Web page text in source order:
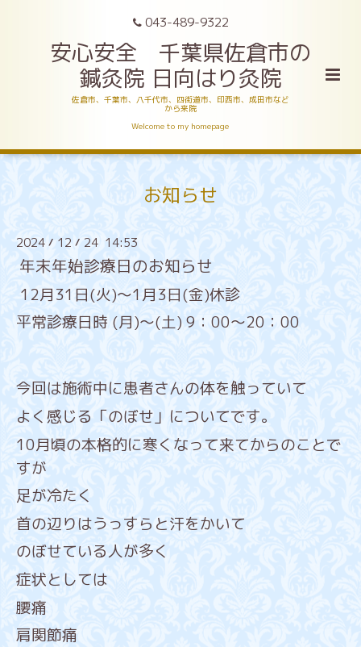
043-489-9322
安心安全 千葉県佐倉市の
鍼灸院 日向はり灸院
佐倉市、千葉市、八千代市、四街道市、印西市、成田市など
から来院
Welcome to my homepage
お知らせ
2024 / 12 / 24 14:53
年末年始診療日のお知らせ
12月31日(火)～1月3日(金)休診
平常診療日時 (月)～(土) 9：00～20：00
今回は施術中に患者さんの体を触っていて
よく感じる「のぼせ」についてです。
10月頃の本格的に寒くなって来てからのことで
すが
足が冷たく
首の辺りはうっすらと汗をかいて
のぼせている人が多く
症状としては
腰痛
肩関節痛